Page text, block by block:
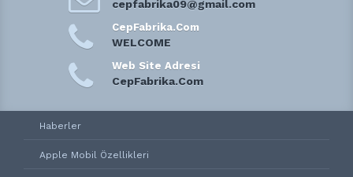
cepfabrika09@gmail.com
CepFabrika.Com
WELCOME
Web Site Adresi
CepFabrika.Com
Haberler
Apple Mobil Özellikleri